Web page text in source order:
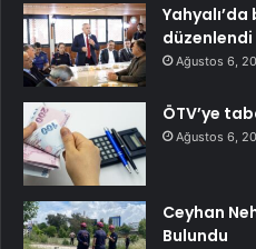
düzenlendi
Ağustos 6,
ÖTV’ye
Ağustos 6,
Ceyhan
Bulundu